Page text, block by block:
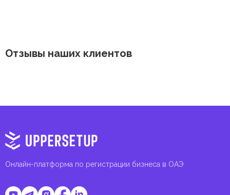
Отзывы наших клиентов
Онлайн-платформа по регистрации бизнеса в ОАЭ